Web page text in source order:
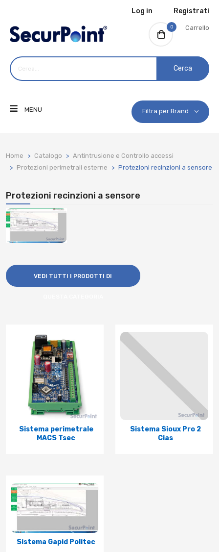
Log in Registrati
0 Carrello
Cerca
MENU Filtra per Brand
Home Catalogo
Antintrusione e Controllo accessi
Protezioni perimetrali esterne
Protezioni recinzioni a sensore
Protezioni recinzioni a sensore
VEDI TUTTI I PRODOTTI DI
Sistema perimetrale
MACS Tsec
Sistema Sioux Pro 2
Cias
Sistema Gapid Politec